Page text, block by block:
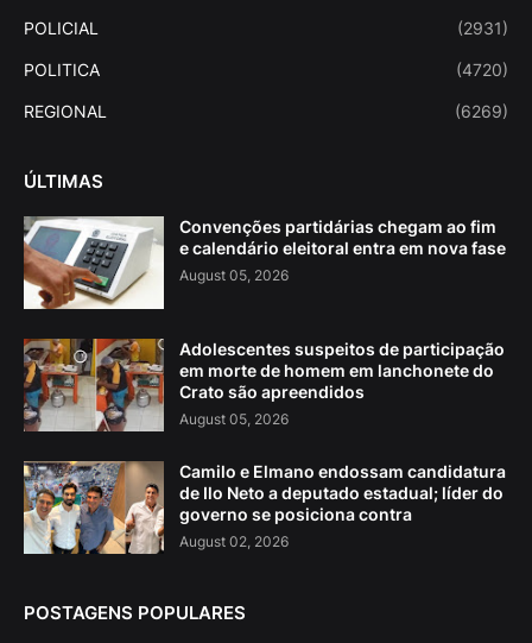
POLICIAL (2931)
POLITICA (4720)
REGIONAL (6269)
ÚLTIMAS
Convenções partidárias chegam ao fim
e calendário eleitoral entra em nova fase
August 05, 2026
Adolescentes suspeitos de participação
em morte de homem em lanchonete do
Crato são apreendidos
August 05, 2026
Camilo e Elmano endossam candidatura
de Ilo Neto a deputado estadual; líder do
governo se posiciona contra
August 02, 2026
POSTAGENS POPULARES